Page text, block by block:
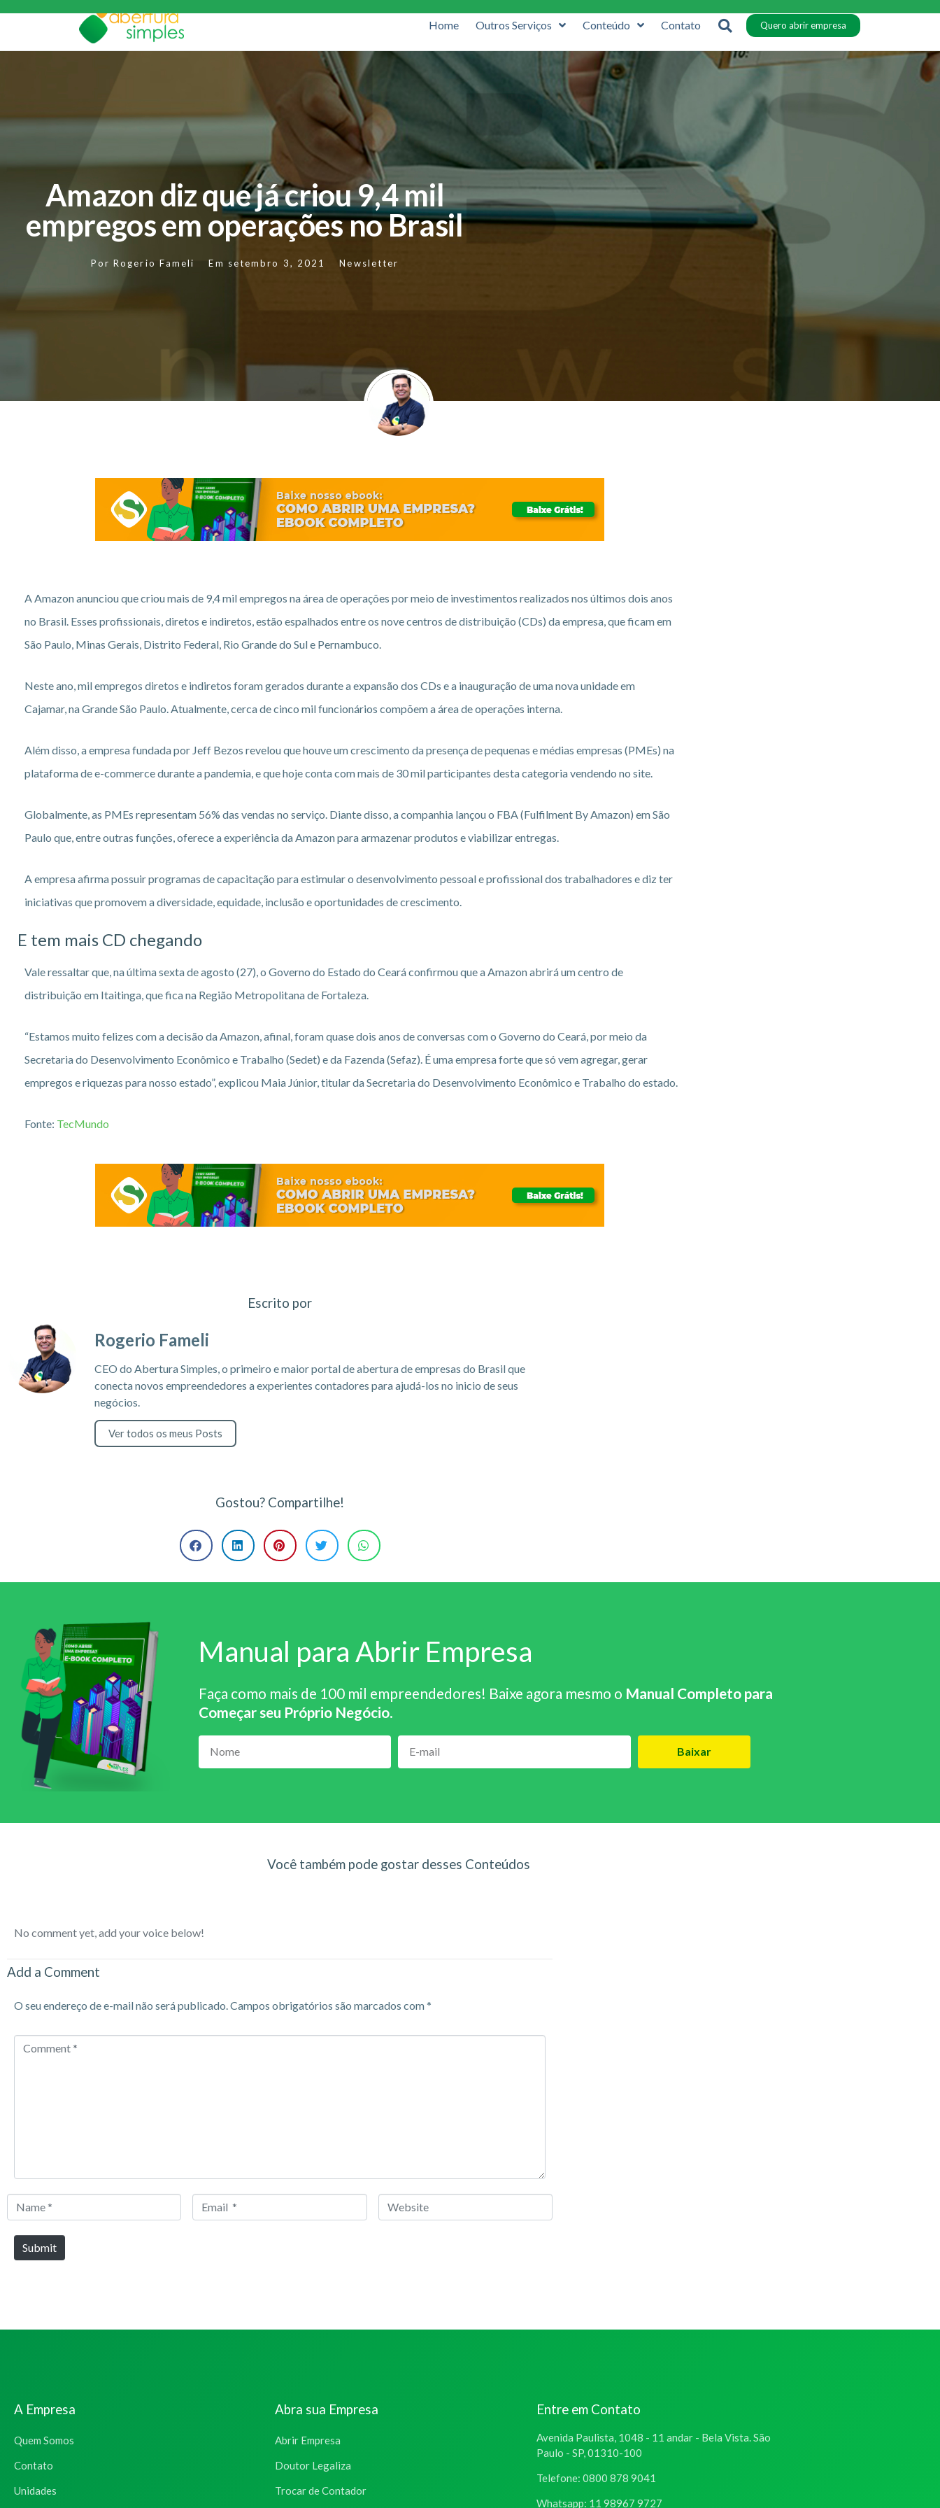
Home Outros Serviços Conteúdo Contato Quero abrir empresa
Amazon diz que já criou 9,4 mil
empregos em operações no Brasil
Por Rogerio Fameli Em setembro 3, 2021 Newsletter
A Amazon anunciou que criou mais de 9,4 mil empregos na área de operações por meio de investimentos realizados nos últimos dois anos
no Brasil. Esses profissionais, diretos e indiretos, estão espalhados entre os nove centros de distribuição (CDs) da empresa, que ficam em
São Paulo, Minas Gerais, Distrito Federal, Rio Grande do Sul e Pernambuco.
Neste ano, mil empregos diretos e indiretos foram gerados durante a expansão dos CDs e a inauguração de uma nova unidade em
Cajamar, na Grande São Paulo. Atualmente, cerca de cinco mil funcionários compõem a área de operações interna.
Além disso, a empresa fundada por Jeff Bezos revelou que houve um crescimento da presença de pequenas e médias empresas (PMEs) na
plataforma de e-commerce durante a pandemia, e que hoje conta com mais de 30 mil participantes desta categoria vendendo no site.
Globalmente, as PMEs representam 56% das vendas no serviço. Diante disso, a companhia lançou o FBA (Fulfilment By Amazon) em São
Paulo que, entre outras funções, oferece a experiência da Amazon para armazenar produtos e viabilizar entregas.
A empresa afirma possuir programas de capacitação para estimular o desenvolvimento pessoal e profissional dos trabalhadores e diz ter
iniciativas que promovem a diversidade, equidade, inclusão e oportunidades de crescimento.
E tem mais CD chegando
Vale ressaltar que, na última sexta de agosto (27), o Governo do Estado do Ceará confirmou que a Amazon abrirá um centro de
distribuição em Itaitinga, que fica na Região Metropolitana de Fortaleza.
“Estamos muito felizes com a decisão da Amazon, afinal, foram quase dois anos de conversas com o Governo do Ceará, por meio da
Secretaria do Desenvolvimento Econômico e Trabalho (Sedet) e da Fazenda (Sefaz). É uma empresa forte que só vem agregar, gerar
empregos e riquezas para nosso estado”, explicou Maia Júnior, titular da Secretaria do Desenvolvimento Econômico e Trabalho do estado.
Fonte: TecMundo
Escrito por
Rogerio Fameli
CEO do Abertura Simples, o primeiro e maior portal de abertura de empresas do Brasil que
conecta novos empreendedores a experientes contadores para ajudá-los no inicio de seus
negócios.
Ver todos os meus Posts
Gostou? Compartilhe!
Manual para Abrir Empresa
Faça como mais de 100 mil empreendedores! Baixe agora mesmo o Manual Completo para
Começar seu Próprio Negócio.
Baixar
Você também pode gostar desses Conteúdos
No comment yet, add your voice below!
Add a Comment
O seu endereço de e-mail não será publicado. Campos obrigatórios são marcados com*
Comment
Name
Email
Website
Submit
A Empresa
Quem Somos
Contato
Unidades
Abra sua Empresa
Abrir Empresa
Doutor Legaliza
Trocar de Contador
Entre em Contato
Avenida Paulista, 1048 - 11 andar - Bela Vista. São
Paulo - SP, 01310-100
Telefone: 0800 878 9041
Whatsapp: 11 98967 9727